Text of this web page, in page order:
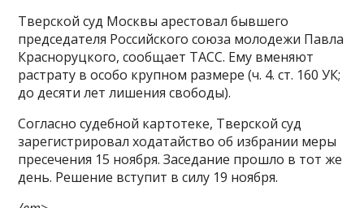
Тверской суд Москвы арестовал бывшего
председателя Российского союза молодежи Павла
Красноруцкого, сообщает ТАСС. Ему вменяют
растрату в особо крупном размере (ч. 4. ст. 160 УК;
до десяти лет лишения свободы).
Согласно судебной картотеке, Тверской суд
зарегистрировал ходатайство об избрании меры
пресечения 15 ноября. Заседание прошло в тот же
день. Решение вступит в силу 19 ноября.